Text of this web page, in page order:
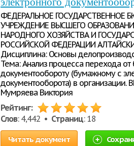
ФЕДЕРАЛЬНОЕ ГОСУДАРСТВЕННОЕ
УЧРЕЖДЕНИЕ ВЫСШЕГО
НАРОДНОГО ХОЗЯЙСТВА И
РОССИЙСКОЙ ФЕДЕРАЦИИ
Дисциплина: Основы
Тема: Анализ процесса перехода
документообороту (бумажному с
документооборота) в
Мумряева Виктория
Рейтинг:
Слов: 4,442 • Страниц: 18
Читать документ